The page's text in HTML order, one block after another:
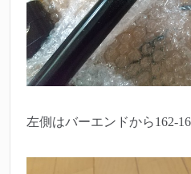
左側はバーエンドから162-